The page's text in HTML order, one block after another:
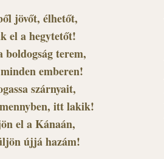
jövőt, élhetőt,
el a hegytetőt!
boldogság terem,
emberen!
szárnyait,
itt lakik!
el a Kánaán,
újjá hazám!